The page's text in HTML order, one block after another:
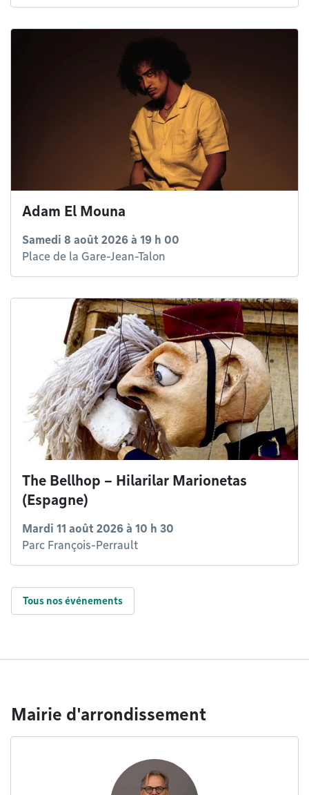
Adam El Mouna
Samedi 8 août 2026 à 19 h 00
Place de la Gare-Jean-Talon
The Bellhop – Hilarilar Marionetas
(Espagne)
Mardi 11 août 2026 à 10 h 30
Parc François-Perrault
Tous nos événements
Mairie d'arrondissement